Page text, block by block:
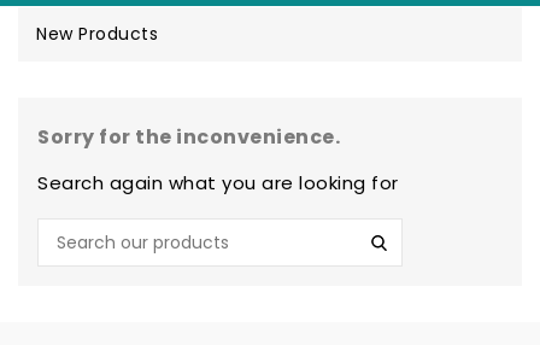
New Products
Sorry for the inconvenience.
Search again what you are looking for